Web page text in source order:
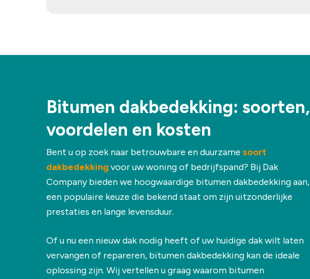
Bitumen dakbedekking: soorten,
voordelen en kosten
Bent u op zoek naar betrouwbare en duurzame soort
dakbedekkingvoor uw woning of bedrijfspand? Bij Dak
Company bieden we hoogwaardige bitumen dakbedekking aan,
een populaire keuze die bekend staat om zijn uitzonderlijke
prestaties en lange levensduur.
Of u nu een nieuw dak nodig heeft of uw huidige dak wilt laten
vervangen of repareren, bitumen dakbedekking kan de ideale
oplossing zijn. Wij vertellen u graag waarom bitumen